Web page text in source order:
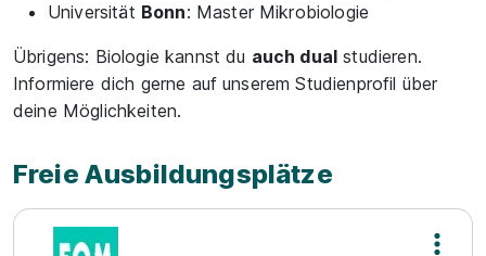
Universität Bonn: Master Mikrobiologie
Übrigens: Biologie kannst du auch dual studieren.
Informiere dich gerne auf unserem Studienprofil über
deine Möglichkeiten.
Freie Ausbildungsplätze